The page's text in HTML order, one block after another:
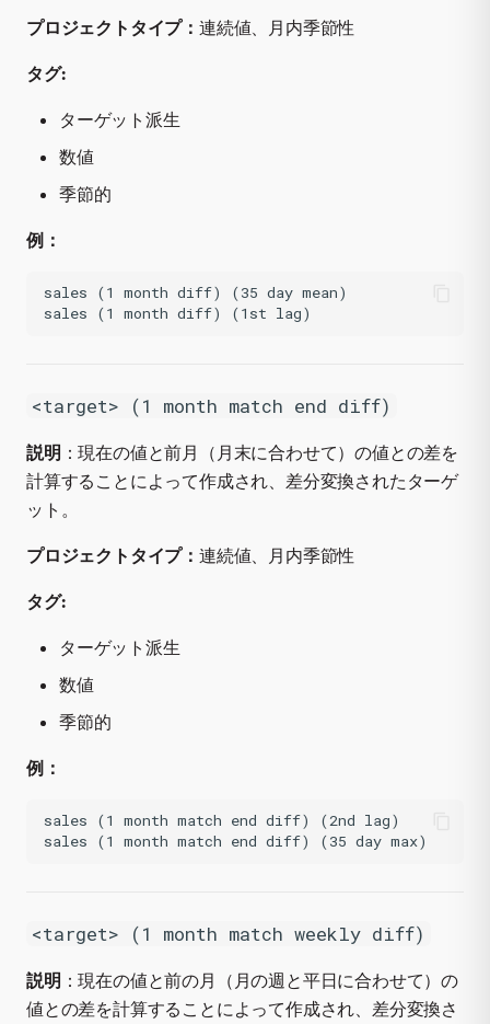
プロジェクトタイプ： 連続値、月内季節性
タグ:
ターゲット派生
数値
季節的
例：
sales (1 month diff) (35 day mean)
<target> (1 month match end diff)
説明 ：現在の値と前月（月末に合わせて）の値との差を
計算することによって作成され、差分変換されたターゲ
ット。
プロジェクトタイプ： 連続値、月内季節性
タグ:
ターゲット派生
数値
季節的
例：
sales (1 month match end diff) (2nd lag)
<target> (1 month match weekly diff)
説明 ：現在の値と前の月（月の週と平日に合わせて）の
値との差を計算することによって作成され、差分変換さ